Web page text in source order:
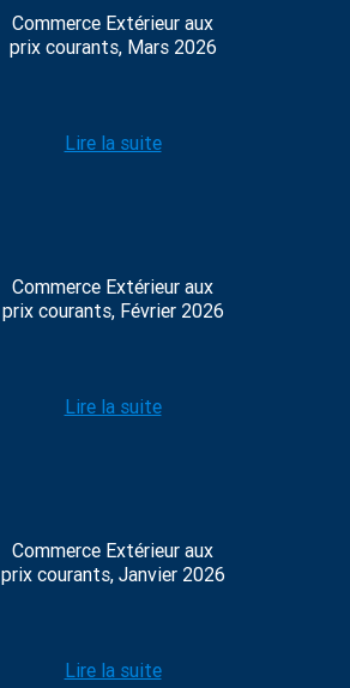
Commerce Extérieur aux
prix courants, Mars 2026
Lire la suite
Commerce Extérieur aux
prix courants, Février 2026
Lire la suite
Commerce Extérieur aux
prix courants, Janvier 2026
Lire la suite